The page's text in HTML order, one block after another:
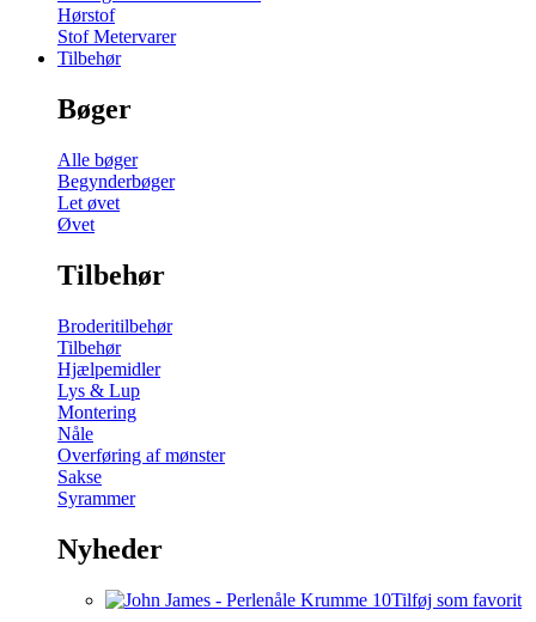
Hørstof
Stof Metervarer
Tilbehør
Bøger
Alle bøger
Begynderbøger
Let øvet
Øvet
Tilbehør
Broderitilbehør
Tilbehør
Hjælpemidler
Lys & Lup
Montering
Nåle
Overføring af mønster
Sakse
Syrammer
Nyheder
Tilføj som favorit